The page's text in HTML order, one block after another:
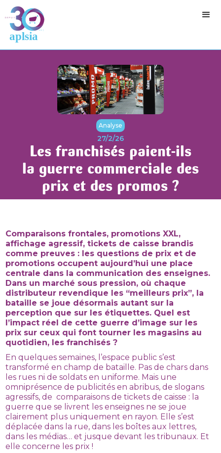
Analyse
27/2/26
Les franchisés paient-ils
la guerre commerciale des
prix et des promos ?
Comparaisons frontales, promotions XXL,
affichage agressif, tickets de caisse brandis
comme preuves : les questions de prix et de
promotions occupent aujourd’hui une place
centrale dans la communication des enseignes.
Dans un marché sous pression, où chaque
distributeur revendique les “meilleurs prix”, la
bataille se joue désormais autant sur la
perception que sur les étiquettes. Quel est
l’impact réel de cette guerre d’image sur les
prix sur ceux qui font tourner les magasins au
quotidien, les franchisés ?
En quelques semaines, l’espace public s’est
transformé en champ de bataille. Pas de chars dans
les rues ni de soldats en uniforme. Mais une
omniprésence de publicités en abribus, de slogans
agressifs, de comparaisons de tickets de caisse : la
guerre que se livrent les enseignes ne se joue
clairement plus uniquement en rayon. Elle s’est
déplacée dans la rue, dans les boîtes aux lettres,
dans les médias… et jusque devant les tribunaux. Et
elle concerne les prix !